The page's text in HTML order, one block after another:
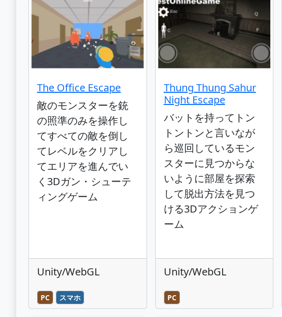
The Office Escape
敵のモンスターを銃
の照準のみを操作し
てすべての敵を倒し
てレベルをクリアし
てエリアを進んでい
く3Dガン・シューテ
ィングゲーム
Unity/WebGL
PC スマホ
Thung Thung Sahur
Night Escape
バットを持ってトン
トントンと言いなが
ら巡回しているモン
スターに見つからな
いように部屋を探索
して脱出方法を見つ
ける3Dアクションゲ
ーム
Unity/WebGL
PC